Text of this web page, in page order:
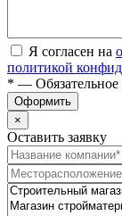
Я согласен на
политикой
* — Обязательное
Оформить
×
Оставить заявку